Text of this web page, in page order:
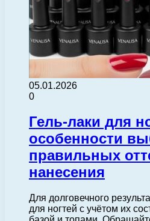
05.01.2026
0
Гель-лаки для
особенности
правильных
нанесения
Для долговечного
для ногтей с учётом их